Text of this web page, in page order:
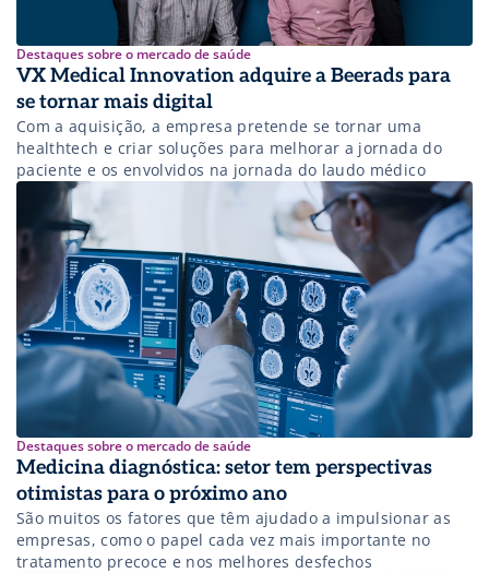
Destaques sobre o mercado de saúde
VX Medical Innovation adquire a Beerads para
se tornar mais digital
Com a aquisição, a empresa pretende se tornar uma
healthtech e criar soluções para melhorar a jornada do
paciente e os envolvidos na jornada do laudo médico
Destaques sobre o mercado de saúde
Medicina diagnóstica: setor tem perspectivas
otimistas para o próximo ano
São muitos os fatores que têm ajudado a impulsionar as
empresas, como o papel cada vez mais importante no
tratamento precoce e nos melhores desfechos